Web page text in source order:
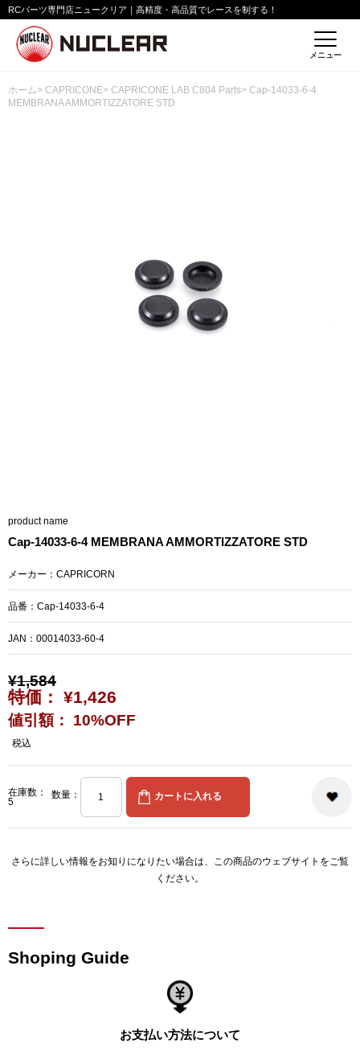
RCパーツ専門店ニュークリア｜高精度・高品質でレースを制する！
メニュー
ホーム> CAPRICONE> CAPRICONE LAB C804 Parts> Cap-14033-6-4
MEMBRANA AMMORTIZZATORE STD
product name
Cap-14033-6-4 MEMBRANA AMMORTIZZATORE STD
メーカー：CAPRICORN
品番：Cap-14033-6-4
JAN： 00014033-60-4
¥1,584
特価： ¥1,426
値引額： 10%OFF
税込
在庫数：
5
数量：
さらに詳しい情報をお知りになりたい場合は、 この商品のウェブサイト をご覧
ください。
Shoping Guide
お支払い方法について